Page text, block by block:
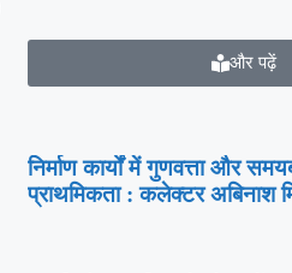
और पढ़ें
निर्माण कार्यों में गुणवत्ता और
प्राथमिकता : कलेक्टर अबिनाश